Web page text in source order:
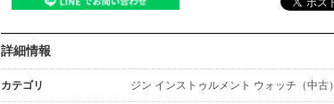
詳細情報
カテゴリ ジン インストゥルメント ウォッチ（中古）